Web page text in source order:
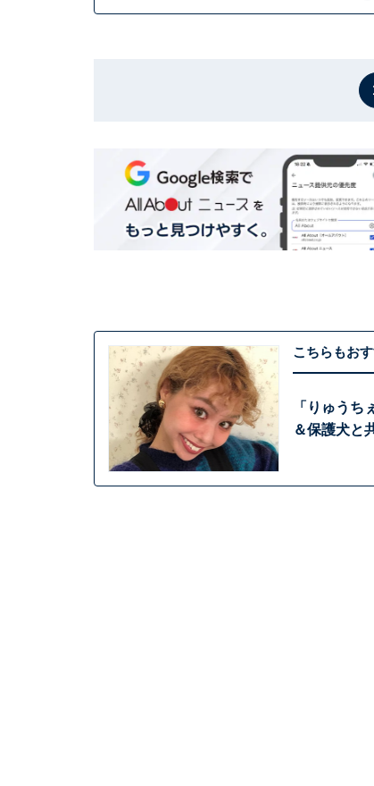
こちらもお
「りゅう
＆保護犬と